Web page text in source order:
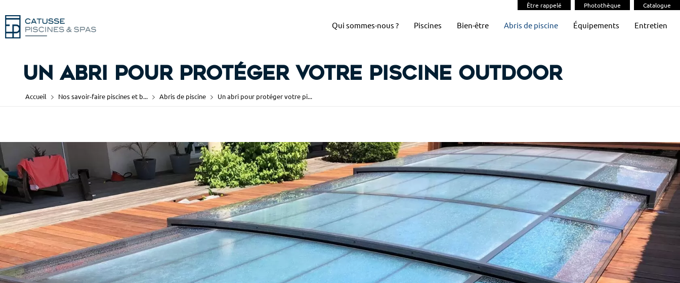
Être rappelé Photothèque Catalogue
Qui sommes-nous ? Piscines Bien-être Abris de piscine Équipements Entretien
Un abri pour protéger votre piscine outdoor
Accueil Nos savoir-faire piscines et b... Abris de piscine Un abri pour protéger votre pi...